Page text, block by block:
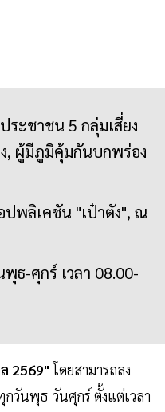
ะชาชน 5 กลุ่มเสี่ยง
, ผู้มีภูมิคุ้มกันบกพร่อง
ปพลิเคชัน "เป๋าตัง", ณ
ธ-ศุกร์ เวลา 08.00-
2569"โดยสามารถลง
วันพุธ-วันศุกร์ ตั้งแต่เวลา